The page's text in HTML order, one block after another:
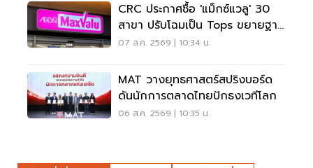
CRC ประกาศซื้อ 'แม็กซ์แวลู' 30
สาขา ปรับโฉมเป็น Tops ขยายฐาน
ลูกค้าเพิ่ม 9 แสนราย
07 ส.ค. 2569 | 10:34 น.
MAT วางยุทธศาสตร์สปริงบอร์ด
ดันนักการตลาดไทยปักธงเวทีโลก
06 ส.ค. 2569 | 10:35 น.